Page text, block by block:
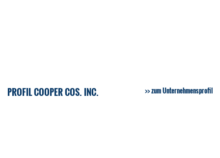
PROFIL COOPER COS. INC. zum Unternehmensprofil